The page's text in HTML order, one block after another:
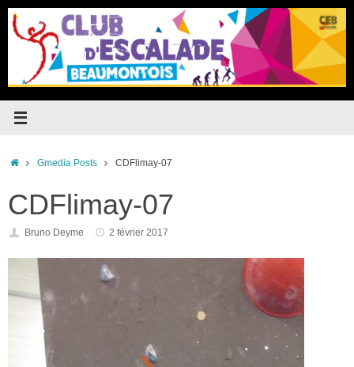
Passer
contenu
Accueil
Gmedia Posts CDFlimay-07
CDFlimay-07
Bruno Deyme 2 février 2017